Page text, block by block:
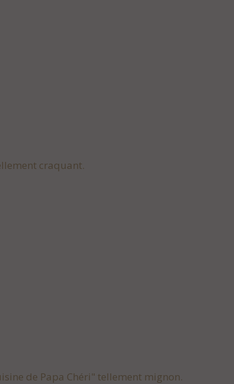
craquant.
de Papa Chéri" tellement mignon.